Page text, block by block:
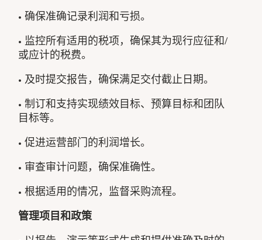
• 确保准确记录利润和亏损。
• 监控所有适用的税项，确保其为现行应征和/
或应计的税费。
• 及时提交报告，确保满足交付截止日期。
• 制订和支持实现绩效目标、预算目标和团队
目标等。
• 促进运营部门的利润增长。
• 审查审计问题，确保准确性。
• 根据适用的情况，监督采购流程。
管理项目和政策